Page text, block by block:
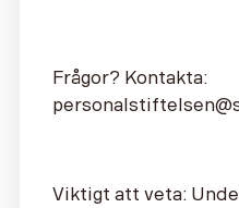
Frågor? Kontakta:
Viktigt att veta: